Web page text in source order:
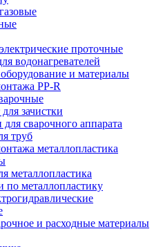
проточные
водонагревателей
и материалы
PP-R
зачистки
для сварочного аппарата
труб
металлопластика
металлопластика
по металлопластику
и расходные материалы